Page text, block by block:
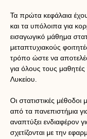
Τα πρώτα κεφάλαια
και τα υπόλοιπα για
εισαγωγικό μάθημα
μεταπτυχιακούς
τρόπο ώστε να
για όλους τους μαθητές
Λυκείου.
Οι στατιστικές
από τα πανεπιστήμια
αναπτύξει ενδιαφέρον
σχετίζονται με την